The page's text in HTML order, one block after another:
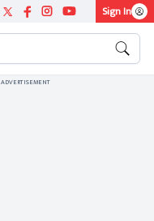
Sign In
ADVERTISEMENT